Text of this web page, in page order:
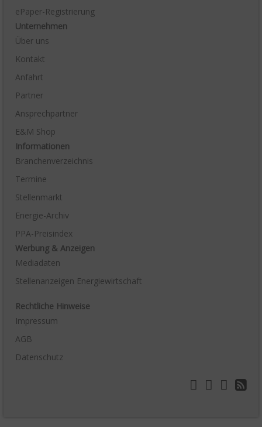
ePaper-Registrierung
Unternehmen
Über uns
Kontakt
Anfahrt
Partner
Ansprechpartner
E&M Shop
Informationen
Branchenverzeichnis
Termine
Stellenmarkt
Energie-Archiv
PPA-Preisindex
Werbung & Anzeigen
Mediadaten
Stellenanzeigen Energiewirtschaft
Rechtliche Hinweise
Impressum
AGB
Datenschutz